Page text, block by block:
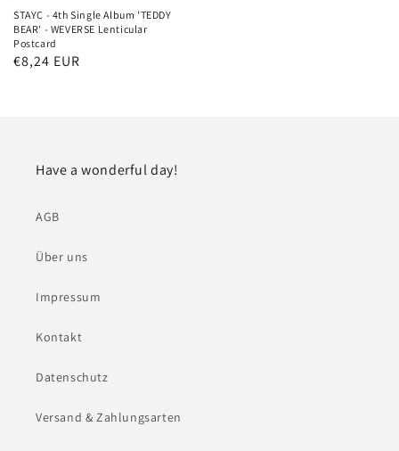
STAYC - 4th Single Album 'TEDDY
BEAR' - WEVERSE Lenticular
Postcard
Normaler
€8,24 EUR
Have a wonderful day!
AGB
Über uns
Impressum
Kontakt
Datenschutz
Versand & Zahlungsarten